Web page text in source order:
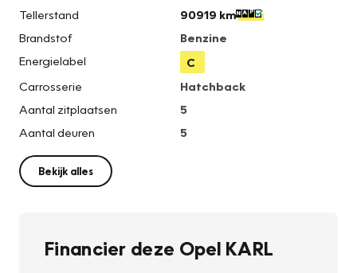
Tellerstand
90919 km
Brandstof
Benzine
Energielabel
C
Carrosserie
Hatchback
Aantal zitplaatsen
5
Aantal deuren
5
Bekijk alles
Financier deze Opel KARL